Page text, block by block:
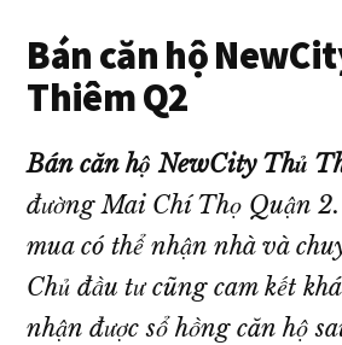
tốt
nhất
trường!
Bán căn hộ
Thiêm Q2
Bán căn hộ NewCity Thủ
đường Mai Chí Thọ Quận
mua có thể nhận nhà và
Chủ đầu tư cũng cam kết
nhận được sổ hồng căn hộ